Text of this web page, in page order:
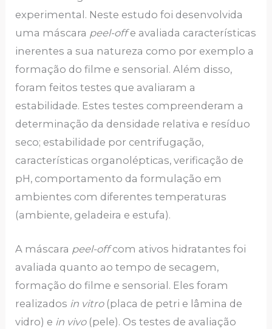
experimental. Neste estudo foi desenvolvida
uma máscara peel-offe avaliada características
inerentes a sua natureza como por exemplo a
formação do filme e sensorial. Além disso,
foram feitos testes que avaliaram a
estabilidade. Estes testes compreenderam a
determinação da densidade relativa e resíduo
seco; estabilidade por centrifugação,
características organolépticas, verificação de
pH, comportamento da formulação em
ambientes com diferentes temperaturas
(ambiente, geladeira e estufa).
A máscara peel-offcom ativos hidratantes foi
avaliada quanto ao tempo de secagem,
formação do filme e sensorial. Eles foram
realizados in vitro(placa de petri e lâmina de
vidro) e in vivo(pele). Os testes de avaliação